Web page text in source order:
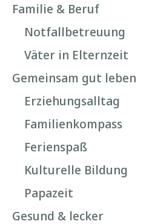
Familie & Beruf
Notfallbetreuung
Väter in Elternzeit
Gemeinsam gut leben
Erziehungsalltag
Familienkompass
Ferienspaß
Kulturelle Bildung
Papazeit
Gesund & lecker